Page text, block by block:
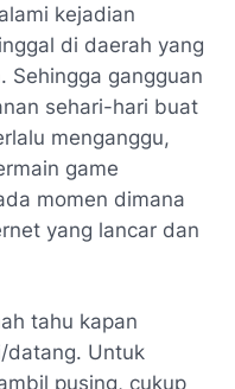
kejadian
di daerah yang
Sehingga gangguan
sehari-hari buat
menganggu,
game
momen dimana
yang lancar dan
tahu kapan
datang. Untuk
pusing, cukup